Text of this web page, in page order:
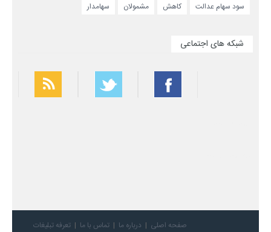
سود سهام عدالت کاهش مشمولان سهامدار
شبکه های اجتماعی
تعرفه تبلیغات تماس با ما درباره ما
صفحه اصلی